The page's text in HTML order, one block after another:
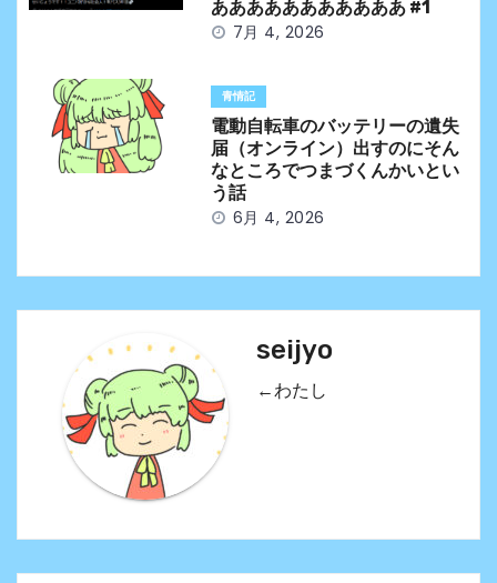
あああああああああああ #1
7月 4, 2026
青情記
電動自転車のバッテリーの遺失
届（オンライン）出すのにそん
なところでつまづくんかいとい
う話
6月 4, 2026
seijyo
←わたし